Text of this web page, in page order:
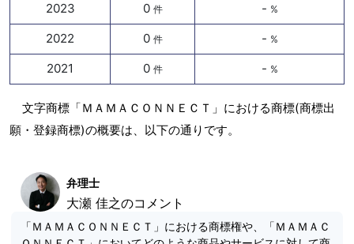
2023 0 件 - %
2022 0 件 - %
2021 0 件 - %
文字商標「ＭＡＭＡＣＯＮＮＥＣＴ」における商標(商標出
願・登録商標)の概要は、以下の通りです。
弁理士
大瀬 佳之のコメント
「ＭＡＭＡＣＯＮＮＥＣＴ」における商標権や、「ＭＡＭＡＣ